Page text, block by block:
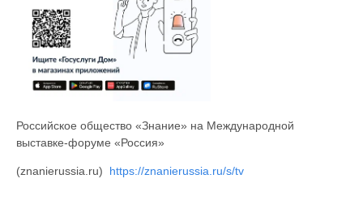
Российское общество «Знание» на Международной
выставке-форуме «Россия»
(znanierussia.ru) https://znanierussia.ru/s/tv